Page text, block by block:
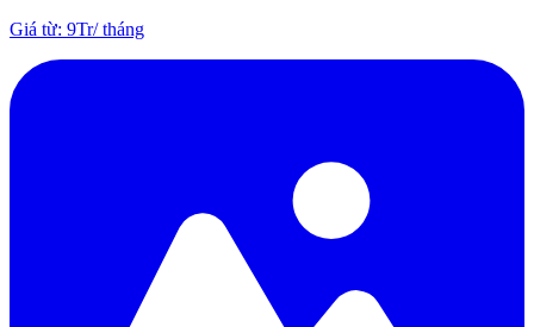
Giá từ: 9Tr/tháng